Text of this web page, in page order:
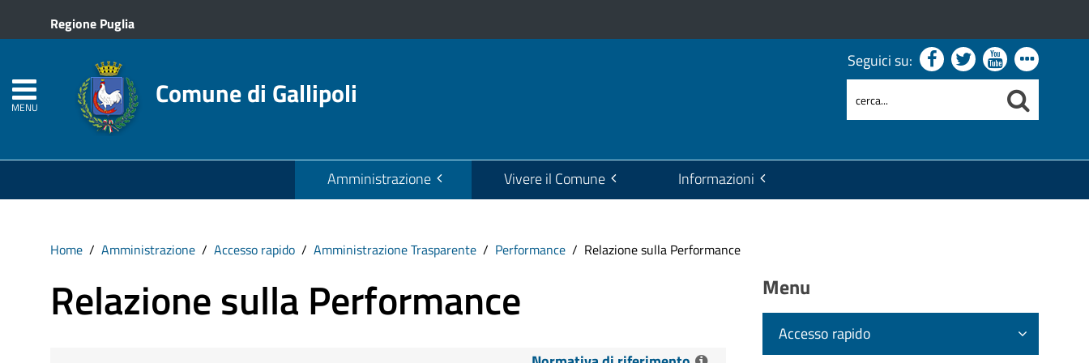
Regione Puglia
MENU Comune di Gallipoli
Seguici su:
Amministrazione Vivere il Comune Informazioni
Home Amministrazione Accesso rapido Amministrazione Trasparente Performance Relazione sulla Performance
Relazione sulla Performance Menu
Accesso rapido